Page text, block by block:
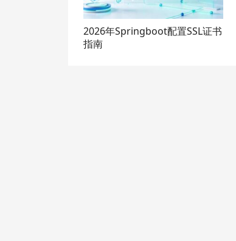
2026年Springboot配置SSL证书
指南